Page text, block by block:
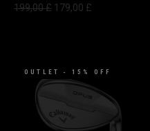
199,00 £ 179,00 £
OUTLET - 15% OFF